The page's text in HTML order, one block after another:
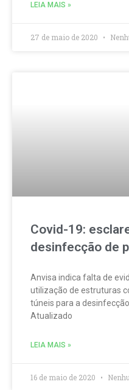
LEIA MAIS »
27 de maio de 2020
Covid-19:
desinfecção de
Anvisa indica falta de
utilização de estruturas
túneis para a
Atualizado
LEIA MAIS »
16 de maio de 2020